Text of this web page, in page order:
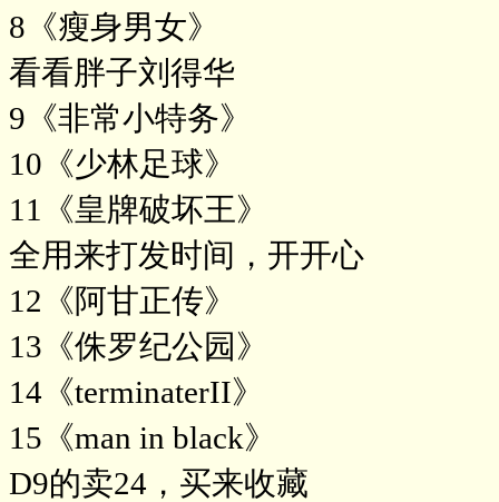
8《瘦身男女》
看看胖子刘得华
9《非常小特务》
10《少林足球》
11《皇牌破坏王》
全用来打发时间，开开心
12《阿甘正传》
13《侏罗纪公园》
14《terminaterII》
15《man in black》
D9的卖24，买来收藏